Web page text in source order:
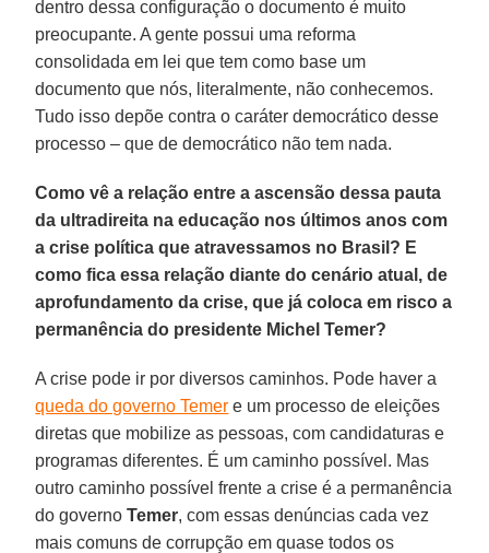
dentro dessa configuração o documento é muito
preocupante. A gente possui uma reforma
consolidada em lei que tem como base um
documento que nós, literalmente, não conhecemos.
Tudo isso depõe contra o caráter democrático desse
processo – que de democrático não tem nada.
Como vê a relação entre a ascensão dessa pauta
da ultradireita na educação nos últimos anos com
a crise política que atravessamos no Brasil? E
como fica essa relação diante do cenário atual, de
aprofundamento da crise, que já coloca em risco a
permanência do presidente Michel Temer?
A crise pode ir por diversos caminhos. Pode haver a
queda do governo Temer e um processo de eleições
diretas que mobilize as pessoas, com candidaturas e
programas diferentes. É um caminho possível. Mas
outro caminho possível frente a crise é a permanência
do governoTemer, com essas denúncias cada vez
mais comuns de corrupção em quase todos os